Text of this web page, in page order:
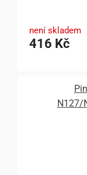
není skladem
416 Kč
N127/